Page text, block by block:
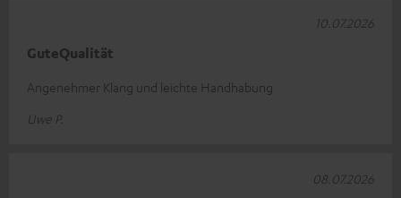
GuteQualität
Angenehmer Klang und leichte Handhabung
Uwe P.
10.07.2026
08.07.2026